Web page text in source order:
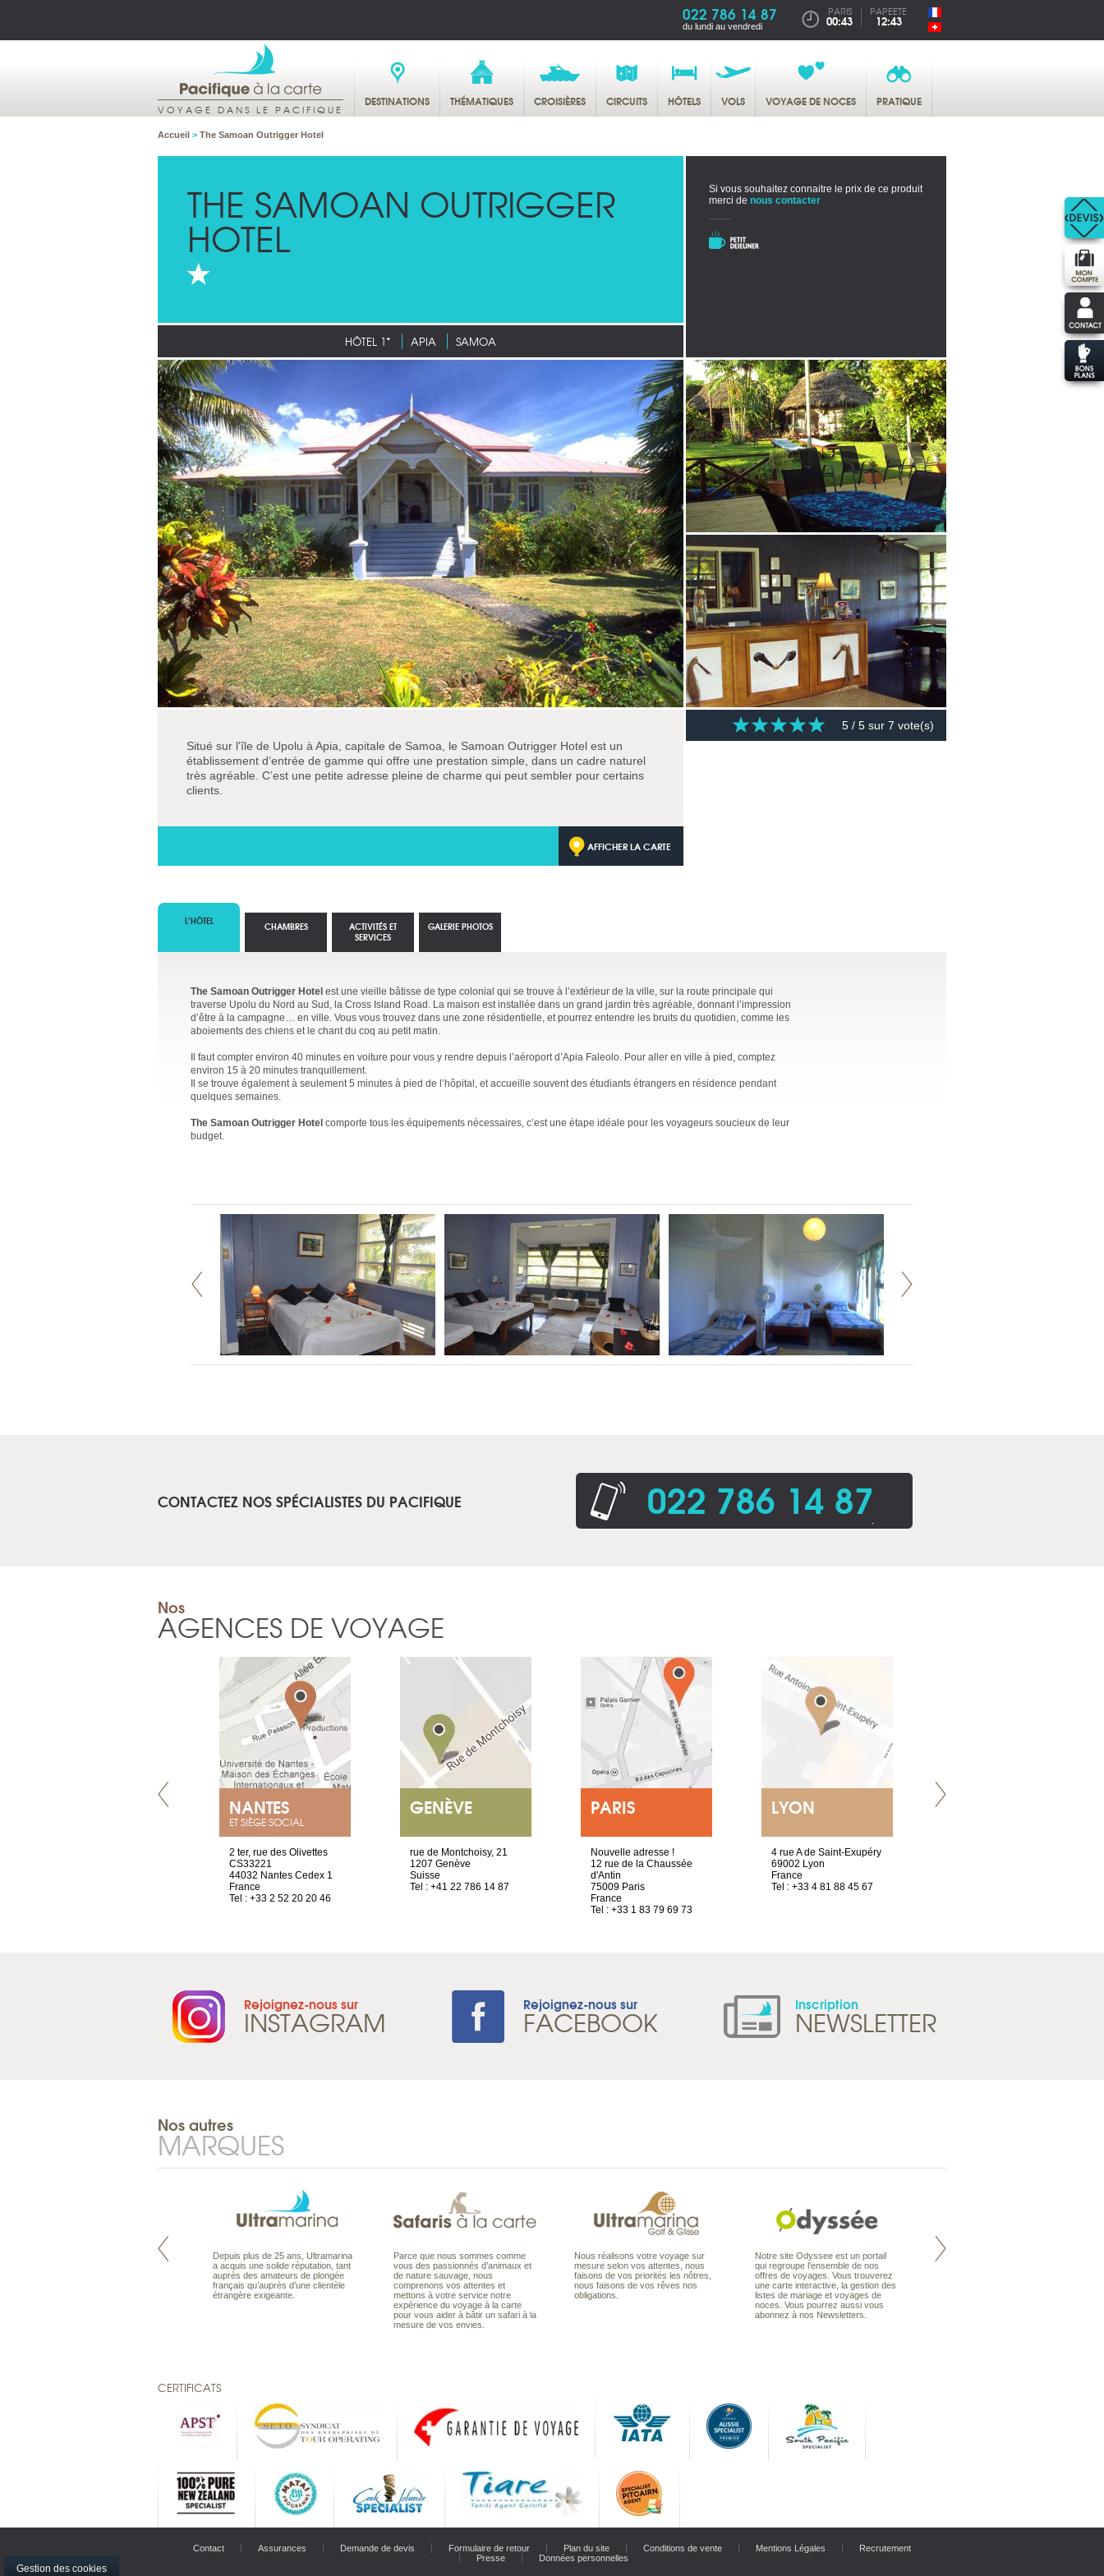
022 786 14 87
du lundi au vendredi
PARIS
00:43
PAPEETE
12:43
VOYAGE DANS LE PACIFIQUE
DESTINATIONS THÉMATIQUES CROISIÈRES CIRCUITS HÔTELS VOLS VOYAGE DE NOCES PRATIQUE
Accueil > The Samoan Outrigger Hotel
THE SAMOAN OUTRIGGER
HOTEL
HÔTEL 1* APIA SAMOA
Si vous souhaitez connaitre le prix de ce produit
merci de nous contacter
Situé sur l'île de Upolu à Apia, capitale de Samoa, le Samoan Outrigger Hotel est un
établissement d’entrée de gamme qui offre une prestation simple, dans un cadre naturel
très agréable. C’est une petite adresse pleine de charme qui peut sembler pour certains
clients.
AFFICHER LA CARTE
5 / 5 sur 7 vote(s)
L’HÔTEL
The Samoan Outrigger Hotel est une vieille bâtisse de type colonial qui se trouve à l’extérieur de la ville, sur la route principale qui
traverse Upolu du Nord au Sud, la Cross Island Road. La maison est installée dans un grand jardin très agréable, donnant l’impression
d’être à la campagne… en ville. Vous vous trouvez dans une zone résidentielle, et pourrez entendre les bruits du quotidien, comme les
aboiements des chiens et le chant du coq au petit matin.
Il faut compter environ 40 minutes en voiture pour vous y rendre depuis l’aéroport d’Apia Faleolo. Pour aller en ville à pied, comptez
environ 15 à 20 minutes tranquillement.
Il se trouve également à seulement 5 minutes à pied de l’hôpital, et accueille souvent des étudiants étrangers en résidence pendant
quelques semaines.
The Samoan Outrigger Hotel comporte tous les équipements nécessaires, c’est une étape idéale pour les voyageurs soucieux de leur
budget.
CHAMBRES
ACTIVITÉS ET
SERVICES
GALERIE PHOTOS
CONTACTEZ NOS SPÉCIALISTES DU PACIFIQUE 022 786 14 87.
Nos
AGENCES DE VOYAGE
NANTES
ET SIÈGE SOCIAL
2 ter, rue des Olivettes
CS33221
44032 Nantes Cedex 1
France
Tel : +33 2 52 20 20 46
GENÈVE
rue de Montchoisy, 21
1207 Genève
Suisse
Tel : +41 22 786 14 87
PARIS
Nouvelle adresse !
12 rue de la Chaussée
d'Antin
75009 Paris
France
Tel : +33 1 83 79 69 73
LYON
4 rue A de Saint-Exupéry
69002 Lyon
France
Tel : +33 4 81 88 45 67
Rejoignez-nous sur
INSTAGRAM Rejoignez-nous sur
FACEBOOK Inscription
NEWSLETTER
Nos autres
MARQUES
Maldives à la Carte propose tous
Depuis plus de 25 ans, Ultramarina
a acquis une solide réputation, tant
auprès des amateurs de plongée
français qu’auprès d’une clientèle
étrangère exigeante.
Parce que nous sommes comme
vous des passionnés d’animaux et
de nature sauvage, nous
comprenons vos attentes et
mettons à votre service notre
expérience du voyage à la carte
pour vous aider à bâtir un safari à la
mesure de vos envies.
Nous réalisons votre voyage sur
mesure selon vos attentes, nous
faisons de vos priorités les nôtres,
nous faisons de vos rêves nos
obligations.
Notre site Odyssee est un portail
qui regroupe l'ensemble de nos
offres de voyages. Vous trouverez
une carte interactive, la gestion des
listes de mariage et voyages de
noces. Vous pourrez aussi vous
abonnez à nos Newsletters.
Nouvelle-Zélande à la carte
organise votre séjour en Nouvelle-
CERTIFICATS
Contact Assurances Demande de devis Formulaire de retour Plan du site Conditions de vente Mentions Légales
Recrutement
Presse
Données personnelles
Gestion des cookies